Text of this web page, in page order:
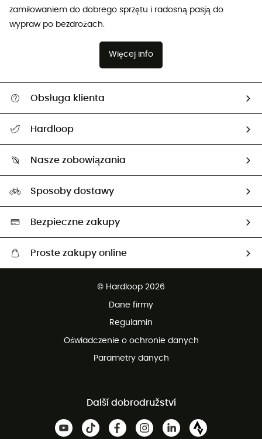
zamiłowaniem do dobrego sprzętu i radosną pasją do
wypraw po bezdrożach.
Więcej info
Obsługa klienta
Śledzenie przesyłki
Zwrot artykułów i zwrot środków
Hardloop
Ambasadorzy
Nasze zobowiązania
Neutralność węglowa
Wybrane produkty eko
Sposoby dostawy
Bezpieczne zakupy
Proste zakupy online
100 dni na bezpłatny zwrot
© Hardloop 2026
Dane firmy
Regulamin
Oświadczenie o ochronie danych
Parametry danych
Další dobrodružství